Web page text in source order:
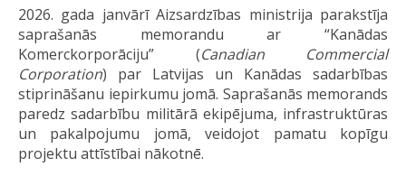
2026. gada janvārī Aizsardzības ministrija parakstīja
saprašanās memorandu ar “Kanādas
Komerckorporāciju” (Canadian Commercial
Corporation) par Latvijas un Kanādas sadarbības
stiprināšanu iepirkumu jomā. Saprašanās memorands
paredz sadarbību militārā ekipējuma, infrastruktūras
un pakalpojumu jomā, veidojot pamatu kopīgu
projektu attīstībai nākotnē.